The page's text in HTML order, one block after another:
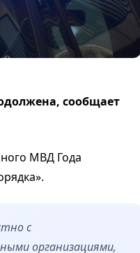
сообщает
МВД Года
с
организациями,